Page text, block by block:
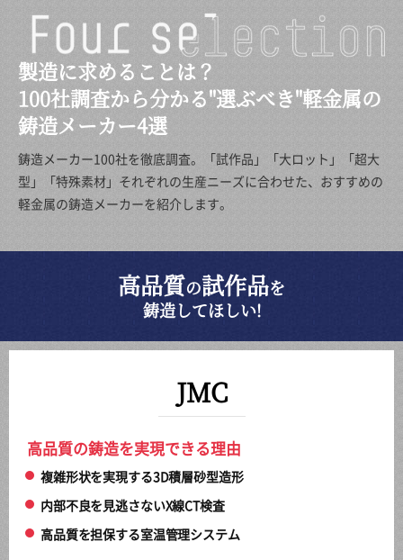
製造に求めることは？
100社調査から分かる"選ぶべき"軽金属の
鋳造メーカー4選
鋳造メーカー100社を徹底調査。「試作品」「大ロット」「超大
型」「特殊素材」それぞれの生産ニーズに合わせた、おすすめの
軽金属の鋳造メーカーを紹介します。
高品質の試作品を
鋳造してほしい!
JMC
高品質の鋳造を実現できる理由
複雑形状を実現する3D積層砂型造形
内部不良を見逃さないX線CT検査
高品質を担保する室温管理システム